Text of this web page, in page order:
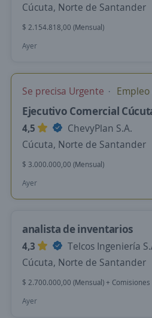
Cúcuta, Norte de Santander
$ 2.154.818,00 (Mensual)
Ayer
Se precisa Urgente
Ejecutivo Comercial
4,5
ChevyPlan S.A.
Cúcuta, Norte de Santander
$ 3.000.000,00 (Mensual)
Ayer
analista de inventarios
4,3
Telcos Ingeniería
Cúcuta, Norte de Santander
$ 2.700.000,00 (Mensual) + Comisiones
Ayer